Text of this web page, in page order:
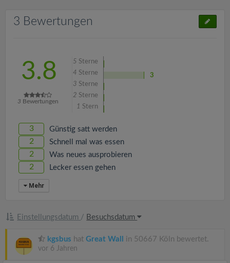
3 Bewertungen
3.8
3 Bewertungen
5 Sterne
4 Sterne
3
3 Sterne
2 Sterne
1 Stern
3 Günstig satt werden
2 Schnell mal was essen
2 Was neues ausprobieren
2 Lecker essen gehen
Mehr
Einstellungsdatum / Besuchsdatum
kgsbus hat Great Wall in 50667 Köln bewertet.
vor 6 Jahren